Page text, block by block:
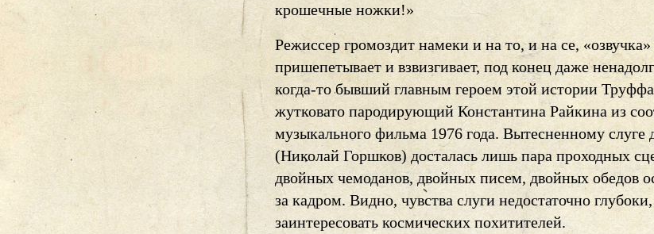
крошечные ножки!»
Режиссер громоздит намеки и на то, и на се,
пришепетывает и взвизгивает, под конец даже
когда-то бывший главным героем этой истории
жутковато пародирующий Константина Райкина из
музыкального фильма 1976 года. Вытесненному слуге
(Николай Горшков) досталась лишь пара проходных
двойных чемоданов, двойных писем, двойных обедов
за кадром. Видно, чувства слуги недостаточно
заинтересовать космических похитителей.